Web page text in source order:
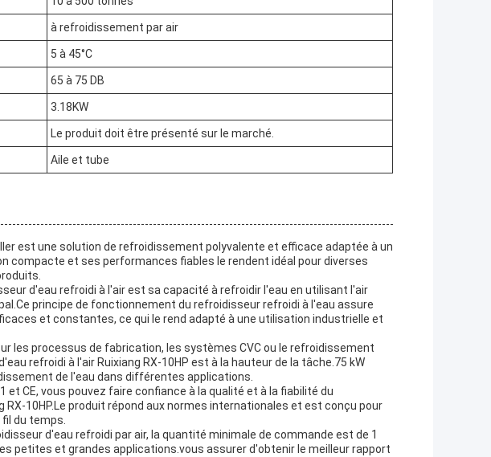
à refroidissement par air
5 à 45°C
65 à 75 DB
3.18KW
Le produit doit être présenté sur le marché.
Aile et tube
est une solution de refroidissement polyvalente et efficace adaptée à un
compacte et ses performances fiables le rendent idéal pour diverses
d'eau refroidi à l'air est sa capacité à refroidir l'eau en utilisant l'air
principe de fonctionnement du refroidisseur refroidi à l'eau assure
et constantes, ce qui le rend adapté à une utilisation industrielle et
les processus de fabrication, les systèmes CVC ou le refroidissement
refroidi à l'air Ruixiang RX-10HP est à la hauteur de la tâche.75 kW
de l'eau dans différentes applications.
CE, vous pouvez faire confiance à la qualité et à la fiabilité du
RX-10HP.Le produit répond aux normes internationales et est conçu pour
du temps.
d'eau refroidi par air, la quantité minimale de commande est de 1
petites et grandes applications.vous assurer d'obtenir le meilleur rapport